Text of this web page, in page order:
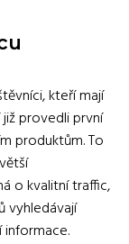
kteří mají
provedli první
produktům. To
o kvalitní traffic,
vyhledávají